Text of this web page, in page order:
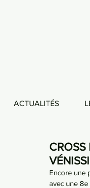
ACTUALITÉS
CROSS
Encore une
avec une